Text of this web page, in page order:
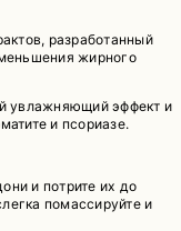
разработанный
жирного
увлажняющий эффект и
и псориазе.
и потрите их до
помассируйте и